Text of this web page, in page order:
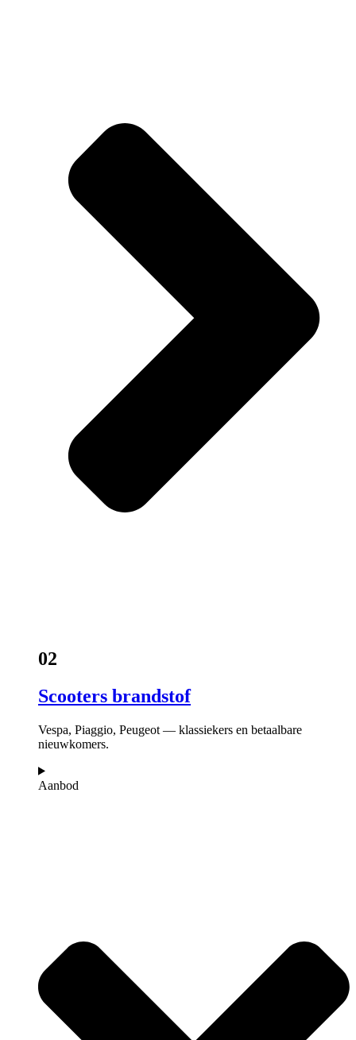
02
Scooters brandstof
Vespa, Piaggio, Peugeot — klassiekers en betaalbare
nieuwkomers.
Aanbod